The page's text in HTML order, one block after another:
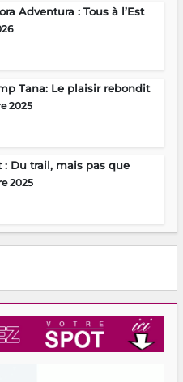
Adventura : Tous à l’Est
Tana: Le plaisir rebondit
2025
: Du trail, mais pas que
2025